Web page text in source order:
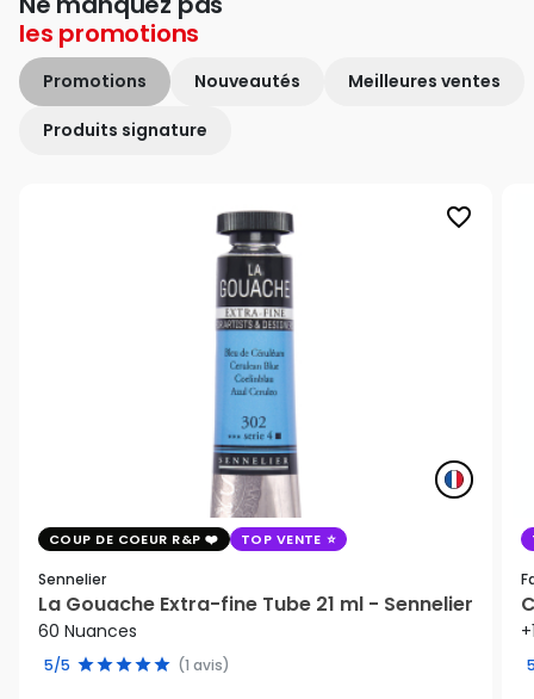
les promotions
Promotions Nouveautés Meilleures ventes
Produits signature
favorite_border
COUP DE COEUR R&P TOP VENTE
Sennelier
La Gouache Extra-fine Tube 21 ml - Sennelier
60 Nuances
5/5 (1 avis)